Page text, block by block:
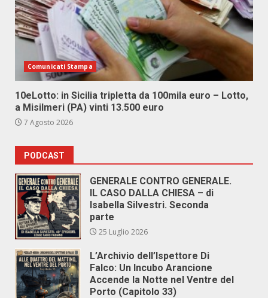
Comunicati Stampa
10eLotto: in Sicilia tripletta da 100mila euro – Lotto,
a Misilmeri (PA) vinti 13.500 euro
7 Agosto 2026
PODCAST
GENERALE CONTRO GENERALE.
IL CASO DALLA CHIESA – di
Isabella Silvestri. Seconda
parte
25 Luglio 2026
L’Archivio dell’Ispettore Di
Falco: Un Incubo Arancione
Accende la Notte nel Ventre del
Porto (Capitolo 33)